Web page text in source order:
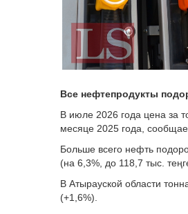
Все нефтепродукты
В июле 2026 года цена за
месяце 2025 года,
Больше всего нефть
(на 6,3%, до 118,7 тыс.
В Атырауской области
(+1,6%).